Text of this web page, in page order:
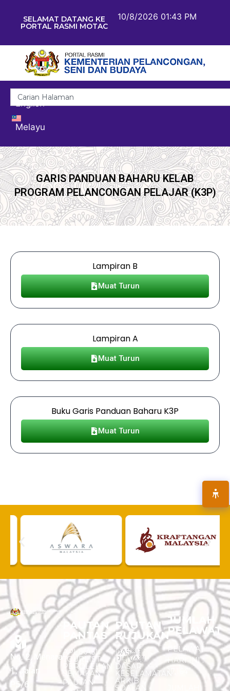
SELAMAT DATANG KE
PORTAL RASMI MOTAC
10/8/2026 01:43 PM
English
Melayu
GARIS PANDUAN BAHARU KELAB
PROGRAM PELANCONGAN PELAJAR (K3P)
Lampiran B
Muat Turun
Lampiran A
Muat Turun
Buku Garis Panduan Baharu K3P
Muat Turun
No. 2, Menara
1, Jalan
P5/6,
PAUTAN
PANTAS
APLIKASI
TOURLIST
PEROLEHAN
SEMAKAN
PAUTAN
PAUTAN
RUJUKAN
DASAR
PRIVASI
DASAR
KESELAMATAN
ARKIB
SOALAN -
JUMLAH
PELAWAT
PELAWAT
HARI INI :